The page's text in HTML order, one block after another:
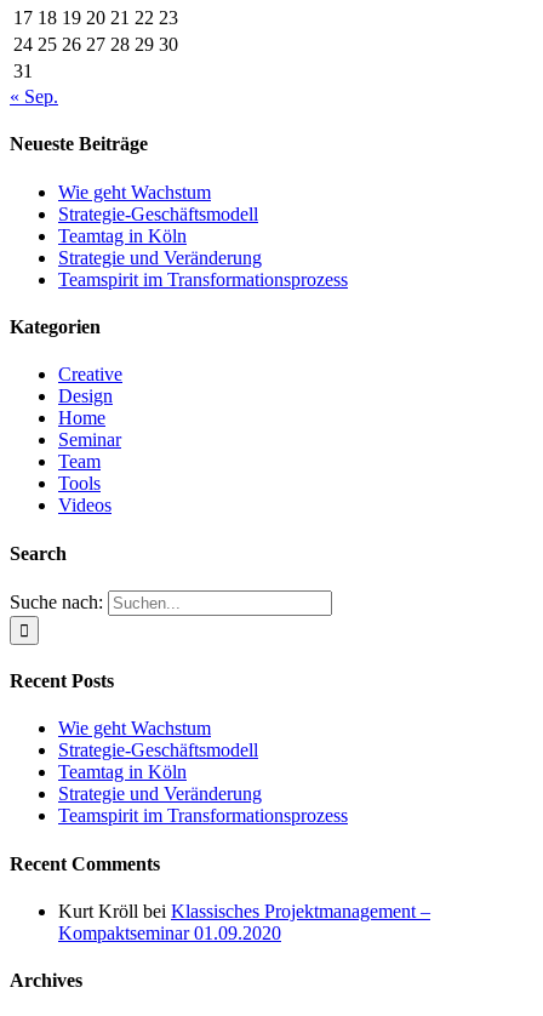
17 18 19 20 21 22 23
24 25 26 27 28 29 30
31
« Sep.
Neueste Beiträge
Wie geht Wachstum
Strategie-Geschäftsmodell
Teamtag in Köln
Strategie und Veränderung
Teamspirit im Transformationsprozess
Kategorien
Creative
Design
Home
Seminar
Team
Tools
Videos
Search
Suche nach:
Recent Posts
Wie geht Wachstum
Strategie-Geschäftsmodell
Teamtag in Köln
Strategie und Veränderung
Teamspirit im Transformationsprozess
Recent Comments
Kurt Kröll bei Klassisches Projektmanagement –
Kompaktseminar 01.09.2020
Archives